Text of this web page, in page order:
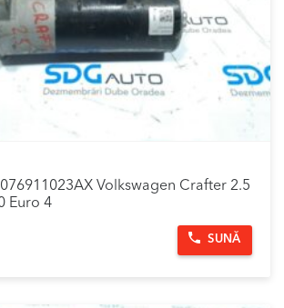
Volkswagen Crafter 2.5
Euro 4
SUNĂ